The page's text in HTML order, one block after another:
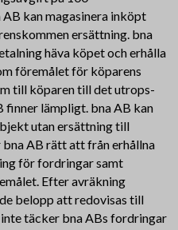
kan magasinera inköpt
ersättning. bna
häva köpet och erhålla
föremålet för köparens
till köparen till det utrops-
finner lämpligt. bna AB kan
utan ersättning till
AB rätt att från erhållna
för fordringar samt
Efter avräkning
belopp att redovisas till
täcker bna ABs fordringar